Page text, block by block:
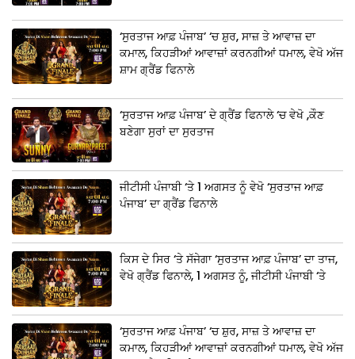
‘ਸੁਰਤਾਜ ਆਫ਼ ਪੰਜਾਬ’ ‘ਚ ਸ਼ੁਰ, ਸਾਜ਼ ਤੇ ਆਵਾਜ਼ ਦਾ
ਕਮਾਲ, ਕਿਹੜੀਆਂ ਆਵਾਜ਼ਾਂ ਕਰਨਗੀਆਂ ਧਮਾਲ, ਵੇਖੋ ਅੱਜ
ਸ਼ਾਮ ਗ੍ਰੈਂਡ ਫਿਨਾਲੇ
‘ਸੁਰਤਾਜ ਆਫ਼ ਪੰਜਾਬ’ ਦੇ ਗ੍ਰੈਂਡ ਫਿਨਾਲੇ ‘ਚ ਵੇਖੋ ,ਕੌਣ
ਬਣੇਗਾ ਸੁਰਾਂ ਦਾ ਸੁਰਤਾਜ
ਜੀਟੀਸੀ ਪੰਜਾਬੀ ‘ਤੇ 1 ਅਗਸਤ ਨੂੰ ਵੇਖੋ ‘ਸੁਰਤਾਜ ਆਫ਼
ਪੰਜਾਬ’ ਦਾ ਗ੍ਰੈਂਡ ਫਿਨਾਲੇ
ਕਿਸ ਦੇ ਸਿਰ ‘ਤੇ ਸੱਜੇਗਾ ‘ਸੁਰਤਾਜ ਆਫ਼ ਪੰਜਾਬ’ ਦਾ ਤਾਜ,
ਵੇਖੋ ਗ੍ਰੈਂਡ ਫਿਨਾਲੇ, 1 ਅਗਸਤ ਨੂੰ, ਜੀਟੀਸੀ ਪੰਜਾਬੀ ‘ਤੇ
‘ਸੁਰਤਾਜ ਆਫ਼ ਪੰਜਾਬ’ ‘ਚ ਸ਼ੁਰ, ਸਾਜ਼ ਤੇ ਆਵਾਜ਼ ਦਾ
ਕਮਾਲ, ਕਿਹੜੀਆਂ ਆਵਾਜ਼ਾਂ ਕਰਨਗੀਆਂ ਧਮਾਲ, ਵੇਖੋ ਅੱਜ